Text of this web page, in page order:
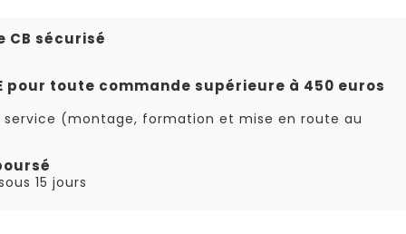
CB sécurisé
pour toute commande supérieure à 450 euros
service (montage, formation et mise en route au
15 jours